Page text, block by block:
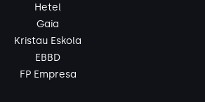
Hetel
Gaia
Kristau Eskola
EBBD
FP Empresa